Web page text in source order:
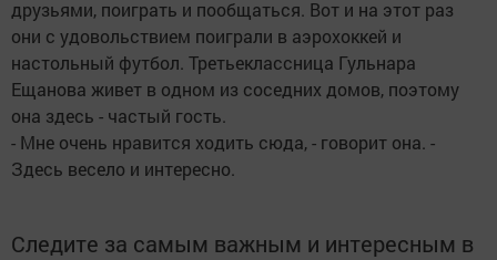
друзьями, поиграть и пообщаться. Вот и на этот раз
они с удовольствием поиграли в аэрохоккей и
настольный футбол. Третьеклассница Гульнара
Ещанова живет в одном из соседних домов, поэтому
она здесь - частый гость.
- Мне очень нравится ходить сюда, - говорит она. -
Здесь весело и интересно.
Следите за самым важным и интересным в